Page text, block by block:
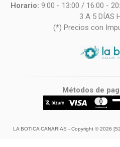
Horario: 9:00 - 13:00 / 16:00 -
3 A 5 DÍAS
(*) Precios con
Métodos de
LA BOTICA CANARIAS - Copyright © 2026